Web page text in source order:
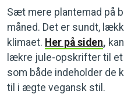
Sæt mere plantemad på
måned. Det er sundt,
klimaet. Her på siden,
lækre jule-opskrifter til
som både indeholder de
til i ægte vegansk stil.